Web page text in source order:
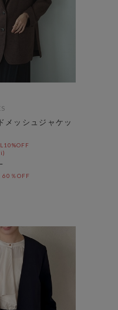
メッシュジャケッ
60％OFF